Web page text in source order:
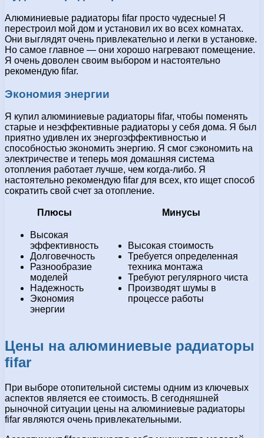
Алюминиевые радиаторы fifar просто чудесные! Я
перестроил мой дом и установил их во всех комнатах.
Они выглядят очень привлекательно и легки в установке.
Но самое главное — они хорошо нагревают помещение.
Я очень доволен своим выбором и настоятельно
рекомендую fifar.
Экономия энергии
Я купил алюминиевые радиаторы fifar, чтобы поменять
старые и неэффективные радиаторы у себя дома. Я был
приятно удивлен их энергоэффективностью и
способностью экономить энергию. Я смог сэкономить на
электричестве и теперь моя домашняя система
отопления работает лучше, чем когда-либо. Я
настоятельно рекомендую fifar для всех, кто ищет способ
сократить свой счет за отопление.
Плюсы Минусы
Высокая
эффективность
Долговечность
Разнообразие
моделей
Надежность
Экономия
энергии
Высокая стоимость
Требуется определенная
техника монтажа
Требуют регулярного чиста
Производят шумы в
процессе работы
Цены на алюминиевые радиаторы
fifar
При выборе отопительной системы одним из ключевых
аспектов является ее стоимость. В сегодняшней
рыночной ситуации цены на алюминиевые радиаторы
fifar являются очень привлекательными.